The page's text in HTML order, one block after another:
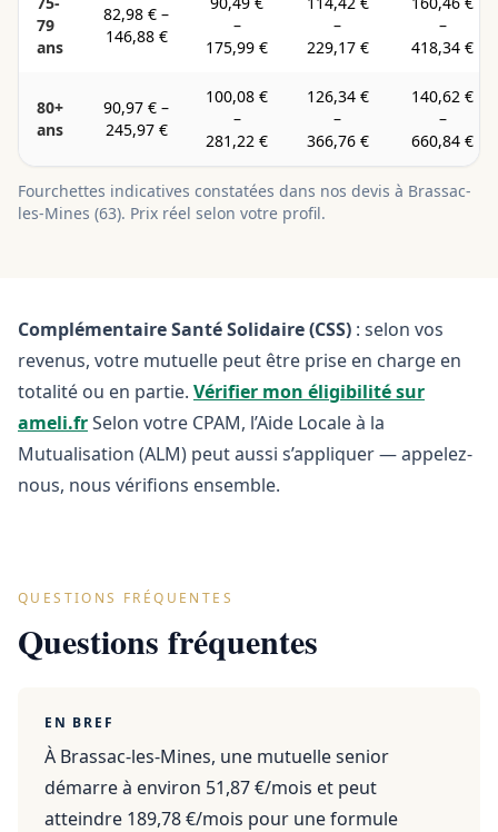
79
ans
82,98 € –
146,88 €
–
175,99 €
–
229,17 €
–
418,34 €
80+
ans
90,97 € –
245,97 €
100,08 €
–
281,22 €
126,34 €
–
366,76 €
140,62 €
–
660,84 €
Fourchettes indicatives constatées dans nos devis à Brassac-
les-Mines (63). Prix réel selon votre profil.
Complémentaire Santé Solidaire (CSS) : selon vos
revenus, votre mutuelle peut être prise en charge en
totalité ou en partie. Vérifier mon éligibilité sur
ameli.frSelon votre CPAM, l’Aide Locale à la
Mutualisation (ALM) peut aussi s’appliquer — appelez-
nous, nous vérifions ensemble.
QUESTIONS FRÉQUENTES
Questions fréquentes
EN BREF
À Brassac-les-Mines, une mutuelle senior
démarre à environ 51,87 €/mois et peut
atteindre 189,78 €/mois pour une formule